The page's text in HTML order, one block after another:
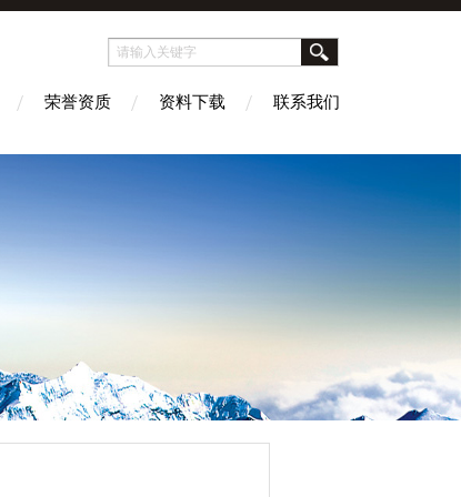
荣誉资质 资料下载 联系我们